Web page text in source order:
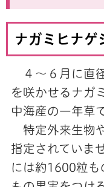
ナガミヒナゲ
４～６月に直
を咲かせるナガ
中海産の一年草
特定外来生物
指定されていま
には約1600粒も